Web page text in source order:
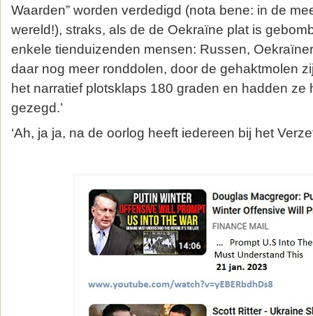
Waarden” worden verdedigd (nota bene: in de
wereld!), straks, als de de Oekraïne plat is
enkele tienduizenden mensen: Russen,
daar nog meer ronddolen, door de gehaktmolen
het narratief plotsklaps 180 graden en hadden ze
gezegd.’
‘Ah, ja ja, na de oorlog heeft iedereen bij het